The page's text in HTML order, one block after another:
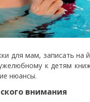
для мам, записать на
к детям
нюансы.
внимания